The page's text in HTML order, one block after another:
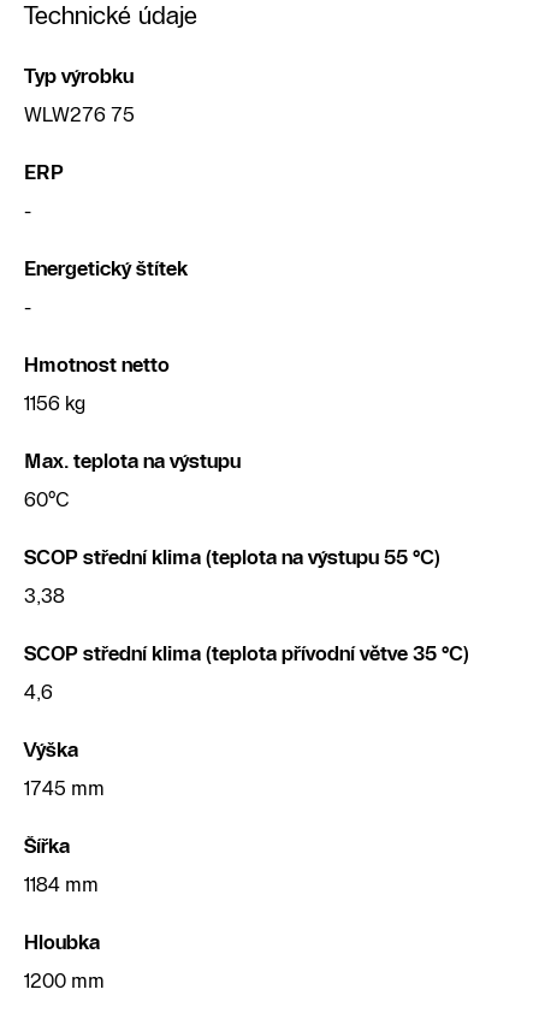
Technické údaje
Typ výrobku
WLW276 75
ERP
-
Energetický štítek
-
Hmotnost netto
1156 kg
Max. teplota na výstupu
60°C
SCOP střední klima (teplota na výstupu 55 °C)
3,38
SCOP střední klima (teplota přívodní větve 35 °C)
4,6
Výška
1745 mm
Šířka
1184 mm
Hloubka
1200 mm